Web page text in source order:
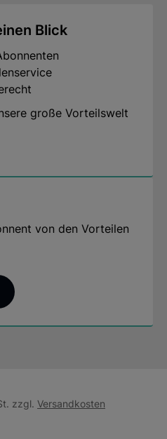
zu einer Fahrt in der
mit tollem Ausblick.
manchmal ein kleiner
und im Nu ist das Glück
Kometen und einer
bei Eierschecken,
Auswahl genau ins
wie für
Dresden macht bereits
was es soll: glücklich.
Blick
große Vorteilswelt
von den Vorteilen
zzgl. Versandkosten